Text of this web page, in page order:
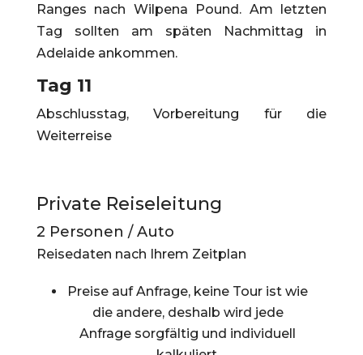
Ranges nach Wilpena Pound. Am letzten
Tag sollten am späten Nachmittag in
Adelaide ankommen.
Tag 11
Abschlusstag, Vorbereitung für die
Weiterreise
Private Reiseleitung
2 Personen / Auto
Reisedaten nach Ihrem Zeitplan
Preise auf Anfrage, keine Tour ist wie
die andere, deshalb wird jede
Anfrage sorgfältig und individuell